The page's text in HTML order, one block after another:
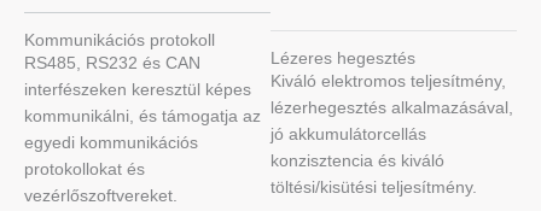
Kommunikációs protokoll
RS485, RS232 és CAN
interfészeken keresztül képes
kommunikálni, és támogatja az
egyedi kommunikációs
protokollokat és
vezérlőszoftvereket.
Lézeres hegesztés
Kiváló elektromos teljesítmény,
lézerhegesztés alkalmazásával,
jó akkumulátorcellás
konzisztencia és kiváló
töltési/kisütési teljesítmény.